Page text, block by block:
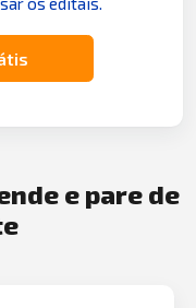
e pare de